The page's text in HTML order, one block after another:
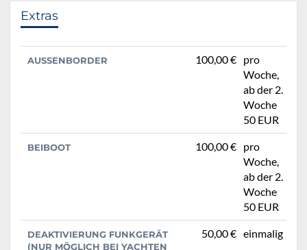
Extras
AUSSENBORDER 100,00 € pro
Woche,
ab der 2.
Woche
50 EUR
BEIBOOT 100,00 € pro
Woche,
ab der 2.
Woche
50 EUR
DEAKTIVIERUNG FUNKGERÄT
(NUR MÖGLICH BEI YACHTEN
50,00 € einmalig